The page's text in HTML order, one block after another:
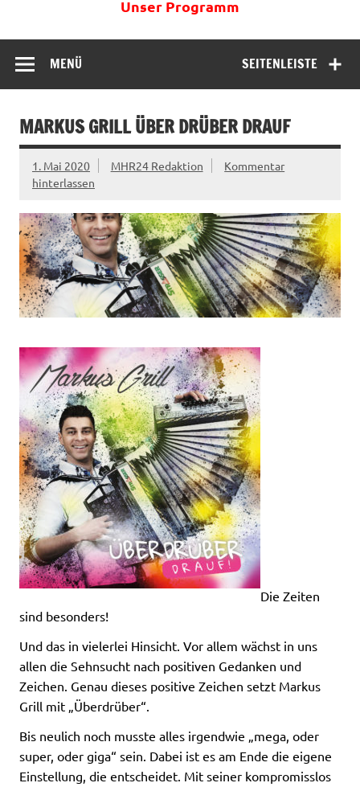
Unser Programm
SEITENLEISTE
MENÜ
MARKUS GRILL ÜBER DRÜBER DRAUF
1. Mai 2020 MHR24 Redaktion
Kommentar
hinterlassen
Die Zeiten
sind besonders!
Und das in vielerlei Hinsicht. Vor allem wächst in uns
allen die Sehnsucht nach positiven Gedanken und
Zeichen. Genau dieses positive Zeichen setzt Markus
Grill mit „Überdrüber“.
Bis neulich noch musste alles irgendwie „mega, oder
super, oder giga“ sein. Dabei ist es am Ende die eigene
Einstellung, die entscheidet. Mit seiner kompromisslos